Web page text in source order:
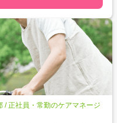
/ 正社員・常勤のケアマネージ